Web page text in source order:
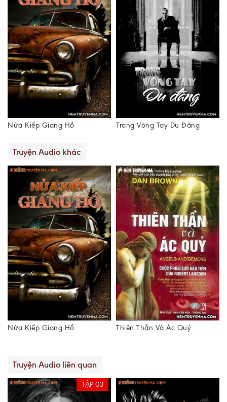
Nửa Kiếp Giang Hồ Trong Vòng Tay Du Đãng
Truyện Audio khác
Nửa Kiếp Giang Hồ Thiên Thần Và Ác Quỷ
Truyện Audio liên quan
TẬP 03